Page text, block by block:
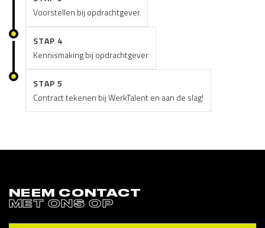
Voorstellen bij opdrachtgever
STAP 4
Kennismaking bij opdrachtgever
STAP 5
Contract tekenen bij WerkTalent en aan de slag!
NEEM CONTACT
MET ONS OP